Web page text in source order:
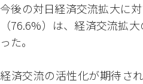
今後の対日経済交流拡大に
（76.6%）は、経済交流拡
った。
経済交流の活性化が期待さ